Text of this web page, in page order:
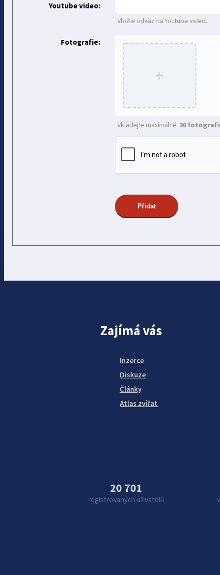
Youtube video:
Vložte odkaz na Youtube video.
Fotografie:
+
Vkládejte maximálně 20
Zajímá vás
Inzerce
Diskuze
Články
Atlas zvířat
20 701
registrovaných uživatelů